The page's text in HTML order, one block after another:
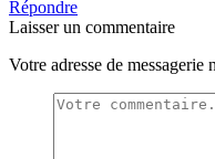
Répondre
Laisser un commentaire
Votre adresse de messagerie